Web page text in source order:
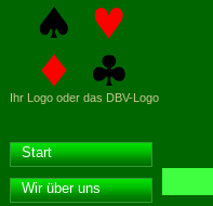
Ihr Logo oder das DBV-Logo
Start
Wir über uns